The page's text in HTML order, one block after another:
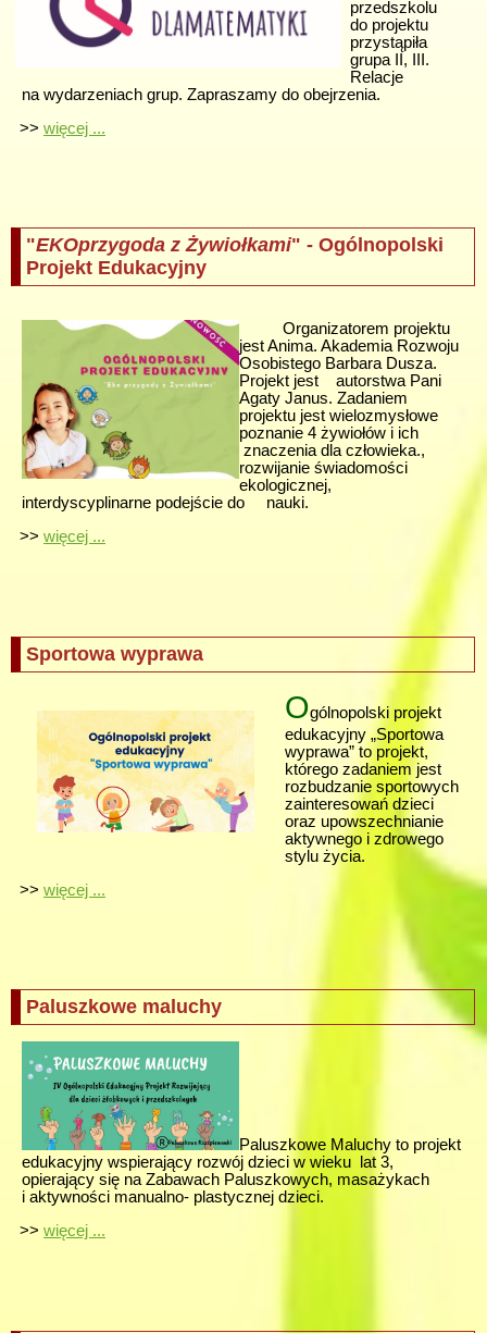
przedszkolu
do projektu
przystąpiła
grupa II, III.
Relacje
na wydarzeniach grup. Zapraszamy do obejrzenia.
>> więcej ...
"EKOprzygoda z Żywiołkami" - Ogólnopolski
Projekt Edukacyjny
Organizatorem projektu
jest Anima. Akademia Rozwoju
Osobistego Barbara Dusza.
Projekt jest autorstwa Pani
Agaty Janus. Zadaniem
projektu jest wielozmysłowe
poznanie 4 żywiołów i ich
znaczenia dla człowieka.,
rozwijanie świadomości
ekologicznej,
interdyscyplinarne podejście do nauki.
>> więcej ...
Sportowa wyprawa
Ogólnopolski projekt
edukacyjny „Sportowa
wyprawa” to projekt,
którego zadaniem jest
rozbudzanie sportowych
zainteresowań dzieci
oraz upowszechnianie
aktywnego i zdrowego
stylu życia.
>> więcej ...
Paluszkowe maluchy
Paluszkowe Maluchy to projekt
edukacyjny wspierający rozwój dzieci w wieku lat 3,
opierający się na Zabawach Paluszkowych, masażykach
i aktywności manualno- plastycznej dzieci.
>> więcej ...